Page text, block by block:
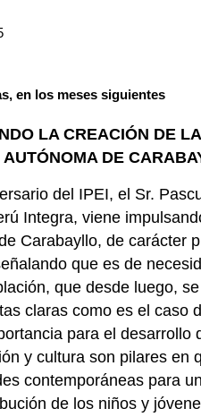
en los meses siguientes
LA CREACIÓN DE LA
DE
del IPEI, el Sr.
Integra, viene
Carabayllo, de carácter
que es de
que desde luego,
claras como es el caso
para el desarrollo
y cultura son pilares en
contemporáneas para
de los niños y